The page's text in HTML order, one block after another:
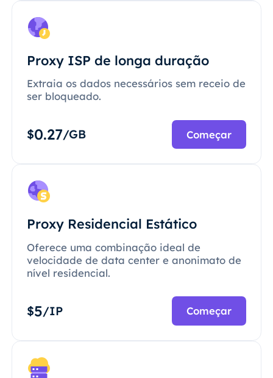
Proxy ISP de longa duração
Extraia os dados necessários sem receio de
ser bloqueado.
$0.27/GB Começar
Proxy Residencial Estático
Oferece uma combinação ideal de
velocidade de data center e anonimato de
nível residencial.
$5/IP Começar